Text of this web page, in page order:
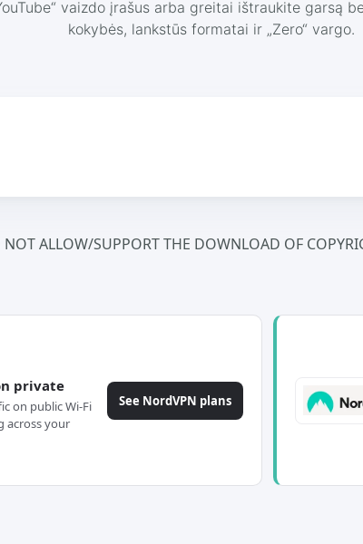
vaizdo įrašus arba greitai ištraukite garsą
kokybės, lankstūs formatai ir „Zero“ vargo.
ALLOW/SUPPORT THE DOWNLOAD OF
private
on public Wi-Fi
across your
See NordVPN plans